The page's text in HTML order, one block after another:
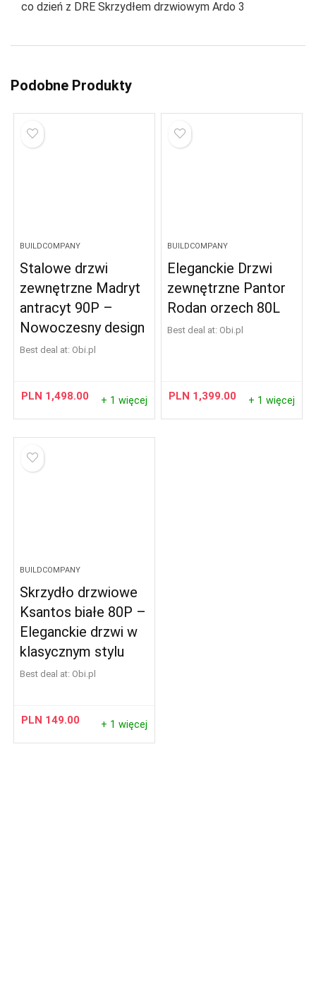
co dzień z DRE Skrzydłem drzwiowym Ardo 3
Podobne Produkty
BUILDCOMPANY
Stalowe drzwi
zewnętrzne Madryt
antracyt 90P –
Nowoczesny design
Best deal at: obi.pl
PLN 1,498.00 + 1 więcej
BUILDCOMPANY
Eleganckie Drzwi
zewnętrzne Pantor
Rodan orzech 80L
Best deal at: obi.pl
PLN 1,399.00 + 1 więcej
BUILDCOMPANY
Skrzydło drzwiowe
Ksantos białe 80P –
Eleganckie drzwi w
klasycznym stylu
Best deal at: obi.pl
PLN 149.00 + 1 więcej